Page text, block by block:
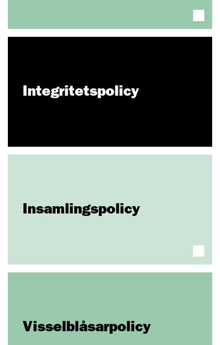
Integritetspolicy
Insamlingspolicy
Visselblåsarpolicy